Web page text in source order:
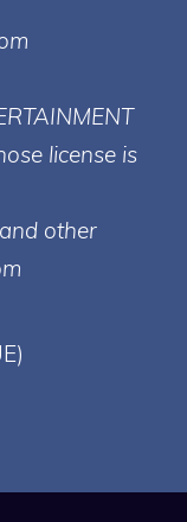
license is
other